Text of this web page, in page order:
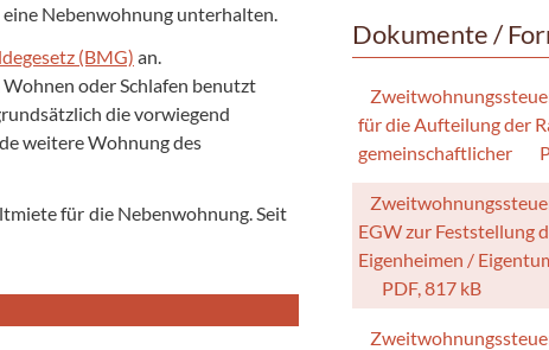
Nebenwohnung unterhalten.
(BMG) an.
oder Schlafen benutzt
die vorwiegend
weitere Wohnung des
für die Nebenwohnung. Seit
Dokumente /
für die Aufteilung der
gemeinschaftlicher
EGW zur Feststellung
Eigenheimen /
PDF, 817 kB